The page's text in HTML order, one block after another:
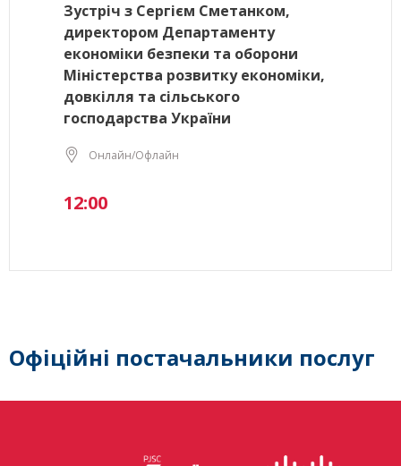
Зустріч з Сергієм Сметанком,
директором Департаменту
економіки безпеки та оборони
Міністерства розвитку економіки,
довкілля та сільського
господарства України
Онлайн/Офлайн
12:00
Офіційні постачальники послуг